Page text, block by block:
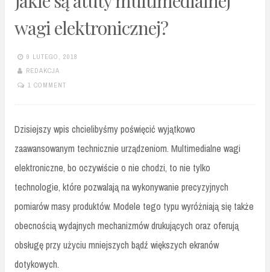
wagi elektronicznej?
9 LUTEGO, 2018
REDAKCJA
1 COMMENT
Dzisiejszy wpis chcielibyśmy poświęcić wyjątkowo
zaawansowanym technicznie urządzeniom. Multimedialne wagi
elektroniczne, bo oczywiście o nie chodzi, to nie tylko
technologie, które pozwalają na wykonywanie precyzyjnych
pomiarów masy produktów. Modele tego typu wyróżniają się także
obecnością wydajnych mechanizmów drukujących oraz oferują
obsługę przy użyciu mniejszych bądź większych ekranów
dotykowych.